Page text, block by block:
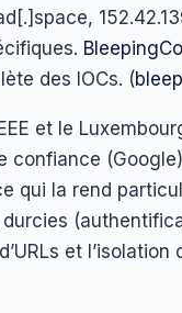
des IOCs. (
et le
confiance
qui la rend
et l’isolation